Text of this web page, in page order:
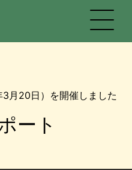
月20日）を開催しました
ート